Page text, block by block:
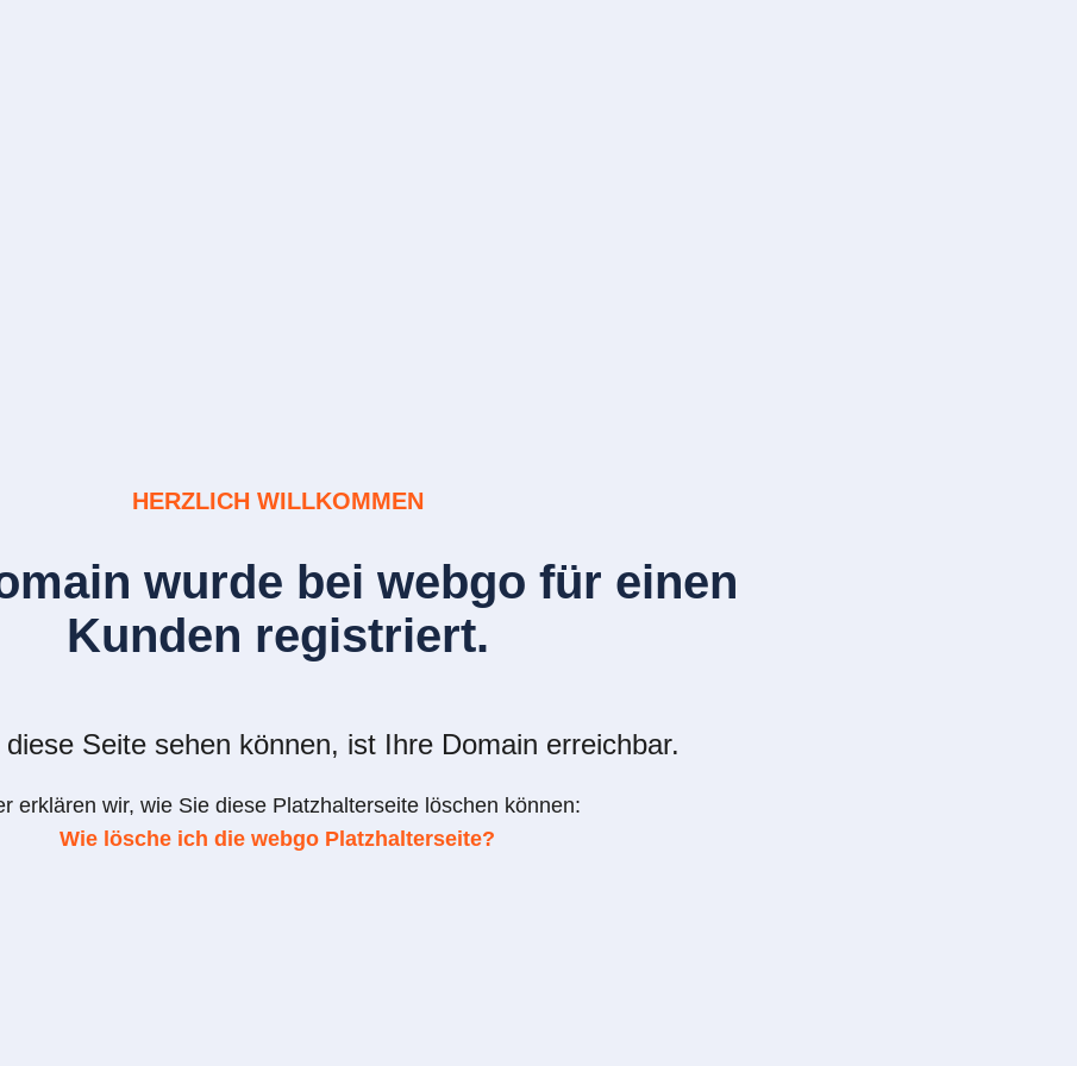
HERZLICH WILLKOMMEN
wurde bei webgo für einen
Kunden registriert.
Seite sehen können, ist Ihre Domain erreichbar.
erklären wir, wie Sie diese Platzhalterseite löschen können:
Wie lösche ich die webgo Platzhalterseite?